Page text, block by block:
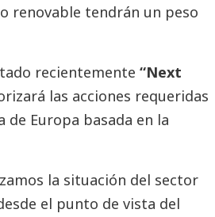
renovable tendrán un peso
recientemente “Next
las acciones requeridas
Europa basada en la
la situación del sector
el punto de vista del